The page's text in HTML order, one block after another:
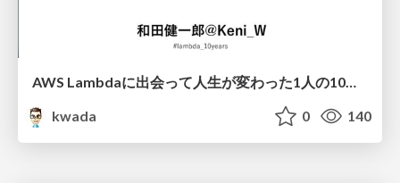
AWS Lambdaに出会って人生が変わった 1人の10年間 /awslambda10th
kwada
0 140